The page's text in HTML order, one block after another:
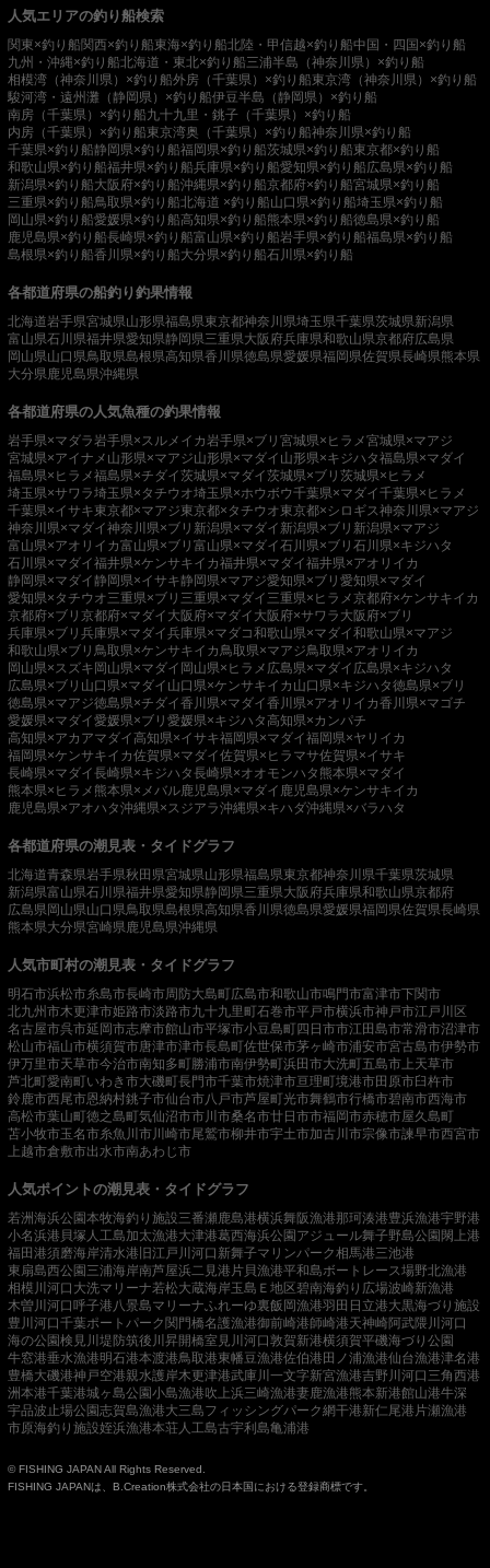
人気エリアの釣り船検索
関東×釣り船関西×釣り船東海×釣り船北陸・甲信越×釣り船中国・四国×釣り船
九州・沖縄×釣り船北海道・東北×釣り船三浦半島（神奈川県）×釣り船
相模湾（神奈川県）×釣り船外房（千葉県）×釣り船東京湾（神奈川県）×釣り船
駿河湾・遠州灘（静岡県）×釣り船伊豆半島（静岡県）×釣り船
南房（千葉県）×釣り船九十九里・銚子（千葉県）×釣り船
内房（千葉県）×釣り船東京湾奥（千葉県）×釣り船神奈川県×釣り船
千葉県×釣り船静岡県×釣り船福岡県×釣り船茨城県×釣り船東京都×釣り船
和歌山県×釣り船福井県×釣り船兵庫県×釣り船愛知県×釣り船広島県×釣り船
新潟県×釣り船大阪府×釣り船沖縄県×釣り船京都府×釣り船宮城県×釣り船
三重県×釣り船鳥取県×釣り船北海道 ×釣り船山口県×釣り船埼玉県×釣り船
岡山県×釣り船愛媛県×釣り船高知県×釣り船熊本県×釣り船徳島県×釣り船
鹿児島県×釣り船長崎県×釣り船富山県×釣り船岩手県×釣り船福島県×釣り船
島根県×釣り船香川県×釣り船大分県×釣り船石川県×釣り船
各都道府県の船釣り釣果情報
北海道岩手県宮城県山形県福島県東京都神奈川県埼玉県千葉県茨城県新潟県
富山県石川県福井県愛知県静岡県三重県大阪府兵庫県和歌山県京都府広島県
岡山県山口県鳥取県島根県高知県香川県徳島県愛媛県福岡県佐賀県長崎県熊本県
大分県鹿児島県沖縄県
各都道府県の人気魚種の釣果情報
岩手県×マダラ岩手県×スルメイカ岩手県×ブリ 宮城県×ヒラメ宮城県×マアジ
宮城県×アイナメ 山形県×マアジ山形県×マダイ 山形県×キジハタ福島県×マダイ
福島県×ヒラメ福島県×チダイ茨城県×マダイ茨城県×ブリ 茨城県×ヒラメ
埼玉県×サワラ埼玉県×タチウオ埼玉県×ホウボウ千葉県×マダイ千葉県×ヒラメ
千葉県×イサキ東京都×マアジ東京都×タチウオ東京都×シロギス神奈川県×マアジ
神奈川県×マダイ神奈川県×ブリ 新潟県×マダイ 新潟県×ブリ 新潟県×マアジ
富山県×アオリイカ富山県×ブリ 富山県×マダイ石川県×ブリ 石川県×キジハタ
石川県×マダイ福井県×ケンサキイカ福井県×マダイ福井県×アオリイカ
静岡県×マダイ 静岡県×イサキ静岡県×マアジ愛知県×ブリ 愛知県×マダイ
愛知県×タチウオ三重県×ブリ 三重県×マダイ 三重県×ヒラメ京都府×ケンサキイカ
京都府×ブリ 京都府×マダイ 大阪府×マダイ 大阪府×サワラ 大阪府×ブリ
兵庫県×ブリ 兵庫県×マダイ兵庫県×マダコ和歌山県×マダイ和歌山県×マアジ
和歌山県×ブリ 鳥取県×ケンサキイカ鳥取県×マアジ鳥取県×アオリイカ
岡山県×スズキ 岡山県×マダイ 岡山県×ヒラメ 広島県×マダイ 広島県×キジハタ
広島県×ブリ 山口県×マダイ 山口県×ケンサキイカ 山口県×キジハタ徳島県×ブリ
徳島県×マアジ徳島県×チダイ香川県×マダイ香川県×アオリイカ香川県×マゴチ
愛媛県×マダイ愛媛県×ブリ 愛媛県×キジハタ高知県×カンパチ
高知県×アカアマダイ高知県×イサキ福岡県×マダイ福岡県×ヤリイカ
福岡県×ケンサキイカ佐賀県×マダイ佐賀県×ヒラマサ佐賀県×イサキ
長崎県×マダイ長崎県×キジハタ長崎県×オオモンハタ 熊本県×マダイ
熊本県×ヒラメ 熊本県×メバル鹿児島県×マダイ 鹿児島県×ケンサキイカ
鹿児島県×アオハタ沖縄県×スジアラ沖縄県×キハダ沖縄県×バラハタ
各都道府県の潮見表・タイドグラフ
北海道青森県岩手県秋田県宮城県山形県福島県東京都神奈川県千葉県茨城県
新潟県富山県石川県福井県愛知県静岡県三重県大阪府兵庫県和歌山県京都府
広島県岡山県山口県鳥取県島根県高知県香川県徳島県愛媛県福岡県佐賀県長崎県
熊本県大分県宮崎県鹿児島県沖縄県
人気市町村の潮見表・タイドグラフ
明石市浜松市糸島市長崎市周防大島町広島市和歌山市鳴門市富津市下関市
北九州市木更津市姫路市淡路市九十九里町石巻市平戸市横浜市神戸市江戸川区
名古屋市呉市延岡市志摩市館山市平塚市小豆島町四日市市江田島市常滑市沼津市
松山市福山市横須賀市唐津市津市長島町佐世保市茅ヶ崎市浦安市宮古島市伊勢市
伊万里市天草市今治市南知多町勝浦市南伊勢町浜田市大洗町五島市 上天草市
芦北町愛南町いわき市大磯町長門市千葉市焼津市亘理町境港市田原市臼杵市
鈴鹿市西尾市恩納村銚子市仙台市八戸市芦屋町光市舞鶴市行橋市碧南市西海市
高松市葉山町徳之島町気仙沼市市川市桑名市廿日市市福岡市赤穂市屋久島町
苫小牧市玉名市糸魚川市川崎市尾鷲市柳井市宇土市加古川市宗像市諫早市西宮市
上越市倉敷市出水市南あわじ市
人気ポイントの潮見表・タイドグラフ
若洲海浜公園本牧海釣り施設三番瀬鹿島港横浜舞阪漁港那珂湊港豊浜漁港宇野港
小名浜港 貝塚人工島加太漁港大津港葛西海浜公園 アジュール舞子野島公園 閖上港
福田港須磨海岸清水港 旧江戸川河口 新舞子マリンパーク相馬港三池港
東扇島西公園 三浦海岸南芦屋浜二見港 片貝漁港平和島ボートレース場野北漁港
相模川河口 大洗マリーナ若松大蔵海岸玉島Ｅ地区碧南海釣り広場波崎新漁港
木曽川河口呼子港八景島マリーナふれーゆ裏飯岡漁港羽田 日立港大黒海づり施設
豊川河口千葉ポートパーク 関門橋名護漁港御前崎港師崎港天神崎 阿武隈川河口
海の公園検見川堤防筑後川昇開橋室見川河口敦賀新港横須賀平磯海づり公園
牛窓港垂水漁港明石港本渡港鳥取港東幡豆漁港佐伯港 田ノ浦漁港仙台漁港津名港
豊橋大磯港神戸空港親水護岸木更津港武庫川一文字新宮漁港吉野川河口 三角西港
洲本港千葉港城ヶ島公園小島漁港吹上浜三崎漁港妻鹿漁港熊本新港館山港牛深
宇品波止場公園志賀島漁港大三島フィッシングパーク網干港新仁尾港 片瀬漁港
市原海釣り施設姪浜漁港本荘人工島古宇利島亀浦港
© FISHING JAPAN All Rights Reserved.
FISHING JAPANは、B.Creation株式会社の日本国における登録商標です。